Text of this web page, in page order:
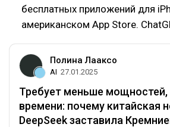
бесплатных приложений для
американском App Store.
Полина Лааксо
AI 27.01.2025
Требует меньше мощностей,
времени: почему китайская
DeepSeek заставила